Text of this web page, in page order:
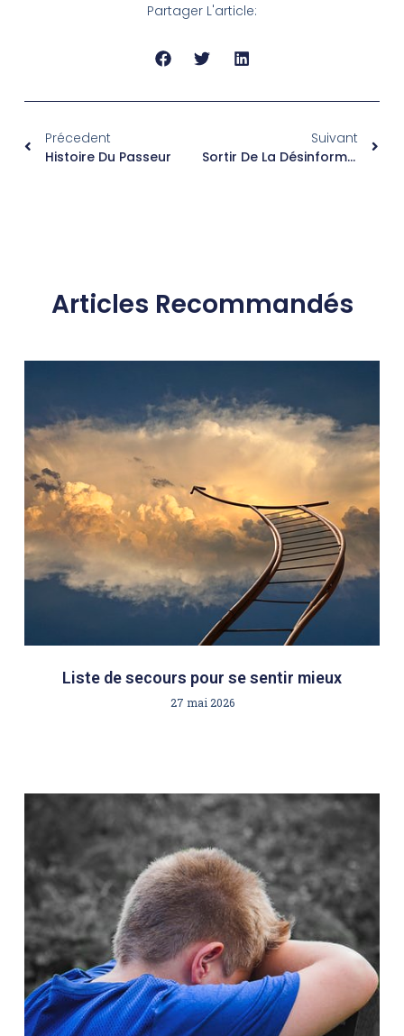
Partager L'article:
Précedent
Histoire Du Passeur
Suivant
Sortir De La Désinformation Et Poser Notre Non Consentement
Articles Recommandés
Liste de secours pour se sentir mieux
27 mai 2026